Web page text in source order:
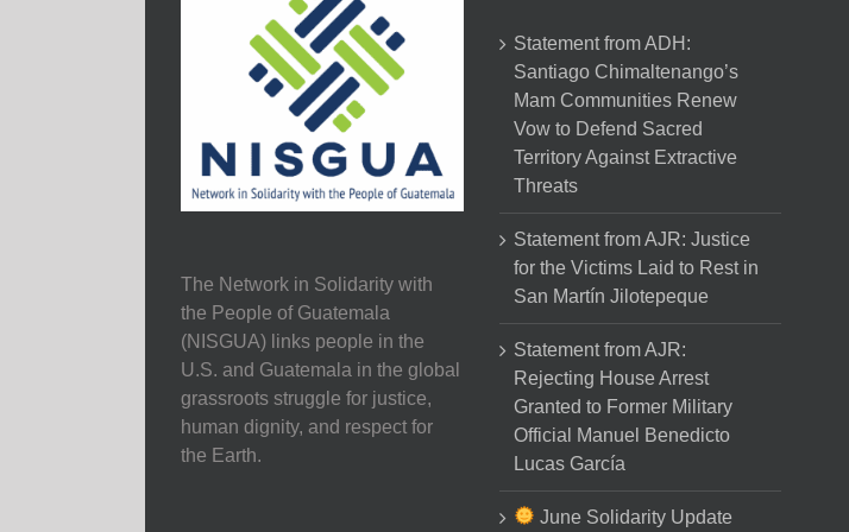
The Network in Solidarity with
the People of Guatemala
(NISGUA) links people in the
U.S. and Guatemala in the global
grassroots struggle for justice,
human dignity, and respect for
the Earth.
Statement from ADH:
Santiago Chimaltenango’s
Mam Communities Renew
Vow to Defend Sacred
Territory Against Extractive
Threats
Statement from AJR: Justice
for the Victims Laid to Rest in
San Martín Jilotepeque
Statement from AJR:
Rejecting House Arrest
Granted to Former Military
Official Manuel Benedicto
Lucas García
June Solidarity Update